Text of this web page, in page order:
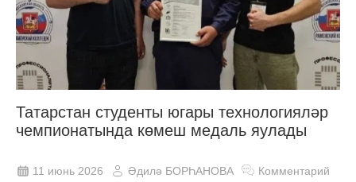
Татарстан студенты югары технологияләр
чемпионатында көмеш медаль яулады
11 июнь 2026 Әдилә БОРҺАНОВА Комментарий